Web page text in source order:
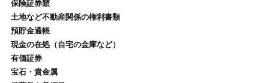
保険証券類
土地など不動産関係の権利書類
預貯金通帳
現金の在処（自宅の金庫など）
有価証券
宝石・貴金属